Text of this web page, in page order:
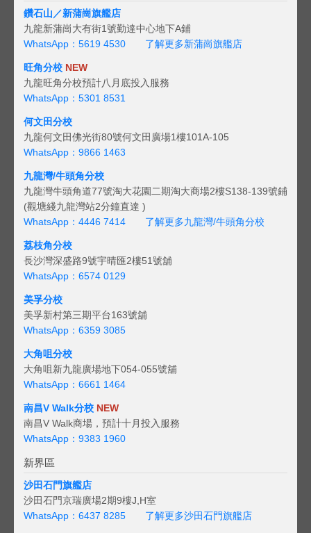
鑽石山／新蒲崗旗艦店
九龍新蒲崗大有街1號勤達中心地下A鋪
WhatsApp：5619 4530
了解更多新蒲崗旗艦店
旺角分校 NEW
九龍旺角分校預計八月底投入服務
WhatsApp：5301 8531
何文田分校
九龍何文田佛光街80號何文田廣場1樓101A-105
WhatsApp：9866 1463
九龍灣/牛頭角分校
九龍灣牛頭角道77號淘大花園二期淘大商場2樓S138-139號鋪
(觀塘綫九龍灣站2分鐘直達 )
WhatsApp：4446 7414
了解更多九龍灣/牛頭角分校
荔枝角分校
長沙灣深盛路9號宇晴匯2樓51號舖
WhatsApp：6574 0129
美孚分校
美孚新村第三期平台163號舖
WhatsApp：6359 3085
大角咀分校
大角咀新九龍廣場地下054-055號舖
WhatsApp：6661 1464
南昌V Walk分校 NEW
南昌V Walk商場，預計十月投入服務
WhatsApp：9383 1960
新界區
沙田石門旗艦店
沙田石門京瑞廣場2期9樓J,H室
WhatsApp：6437 8285
了解更多沙田石門旗艦店